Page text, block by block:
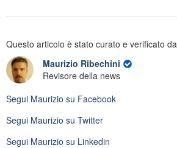
Questo articolo è stato curato e verificato da
Maurizio Ribechini
Revisore della news
Segui Maurizio su Facebook
Segui Maurizio su Twitter
Segui Maurizio su Linkedin